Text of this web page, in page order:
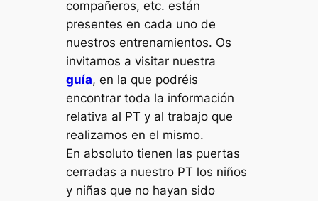
compañeros, etc. están
presentes en cada uno de
nuestros entrenamientos. Os
invitamos a visitar nuestra
guía, en la que podréis
encontrar toda la información
relativa al PT y al trabajo que
realizamos en el mismo.
En absoluto tienen las puertas
cerradas a nuestro PT los niños
y niñas que no hayan sido